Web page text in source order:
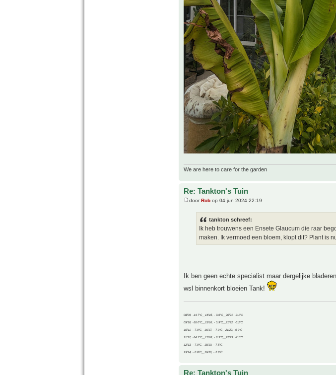
We are here to care for the garden
Re: Tankton's Tuin
doorRob op 04 jun 2024 22:19
tankton schreef:
Ik heb trouwens een Ensete Glaucum die raar
maken. Ik vermoed een bloem, klopt dit? Plant is
Ik ben geen echte specialist maar dergelijke
wsl binnenkort bloeien Tank!
08/09, -14.7°C__14/15, - 3.6°C__20/21, -9.1°C
09/10, -10.0°C__15/16, - 5.9°C__21/22, -5.2°C
10/11, - 7.9°C__16/17, - 7.9°C__21/22, -6.9°C
11/12, -14.7°C__17/18, - 8.3°C__22/23, -7.1°C
12/13, - 7.9°C__18/19, - 7.5°C
13/14, - 0.8°C__19/20, - 2.8°C
Re: Tankton's Tuin